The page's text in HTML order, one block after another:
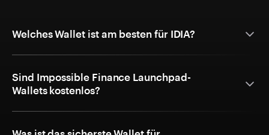
Welches Wallet ist am besten für IDIA?
Sind Impossible Finance Launchpad-
Wallets kostenlos?